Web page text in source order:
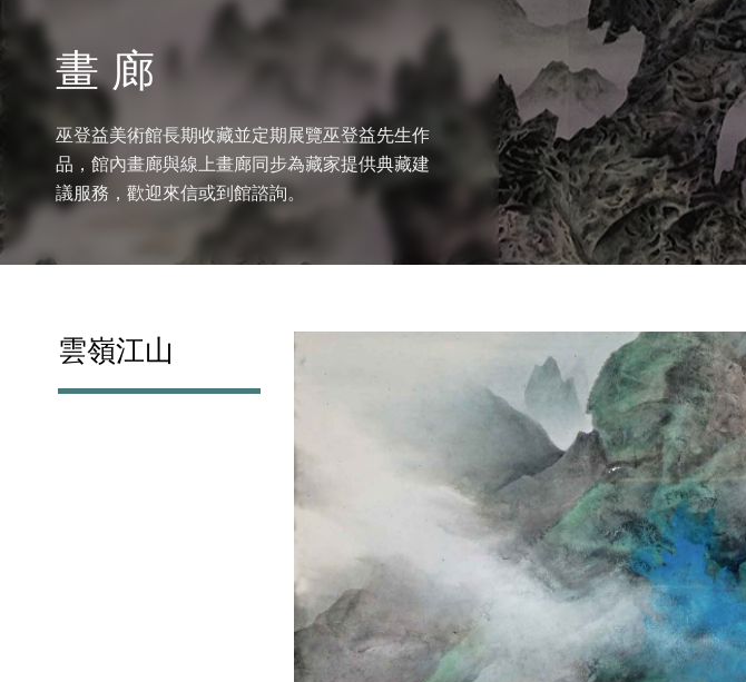
畫 廊
巫登益美術館長期收藏並定期展覽巫登益先生作
品，館內畫廊與線上畫廊同步為藏家提供典藏建
議服務，歡迎來信或到館諮詢。
雲嶺江山